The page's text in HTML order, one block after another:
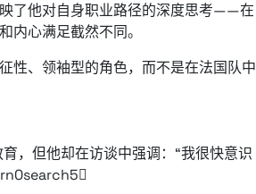
了他对自身职业路径的深度思考——在
内心满足截然不同。
性、领袖型的角色，而不是在法国队中
，但他却在访谈中强调：“我很快意识